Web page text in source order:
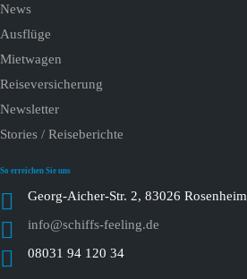
News
Ausflüge
Mietwagen
Reiseversicherung
Newsletter
Stories / Reiseberichte
So erreichen Sie uns
Georg-Aicher-Str. 2, 83026 Rosenheim
info@schiffs-feeling.de
08031 94 120 34